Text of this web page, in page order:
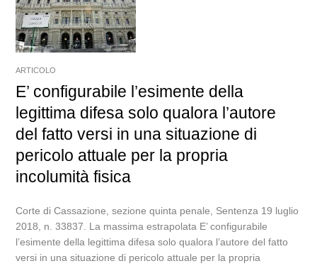
ARTICOLO
E’ configurabile l’esimente della
legittima difesa solo qualora l’autore
del fatto versi in una situazione di
pericolo attuale per la propria
incolumità fisica
Corte di Cassazione, sezione quinta penale, Sentenza 19 luglio
2018, n. 33837. La massima estrapolata E’ configurabile
l’esimente della legittima difesa solo qualora l’autore del fatto
versi in una situazione di pericolo attuale per la propria